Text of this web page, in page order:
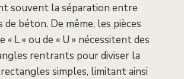
souvent la séparation entre
de béton. De même, les pièces
« L » ou de « U » nécessitent des
rentrants pour diviser la
simples, limitant ainsi